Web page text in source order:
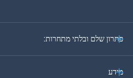
גרמנית
פתרון שלם ובלתי מתחרות:
מידע